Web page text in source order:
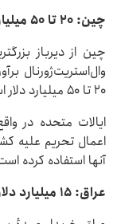
چین: ۲۰ تا ۵۰ میلیارد دلار
چین از دیرباز
وال‌استریت‌ژورنال
۲۰ تا ۵۰ میلیارد دلار است.
ایالات متحده در
اعمال تحریم‌ علیه
آنها استفاده کرده
عراق: ۱۵ میلیارد دلار